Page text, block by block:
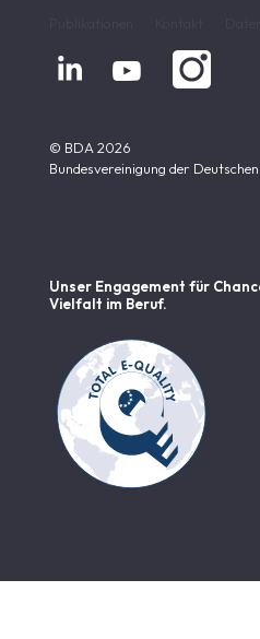
 
© BDA 2026
Bundesvereinigung der
Unser Engagement für
Vielfalt im Beruf.